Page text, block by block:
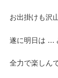
お出掛けも沢
遂に明日は …
全力で楽しん